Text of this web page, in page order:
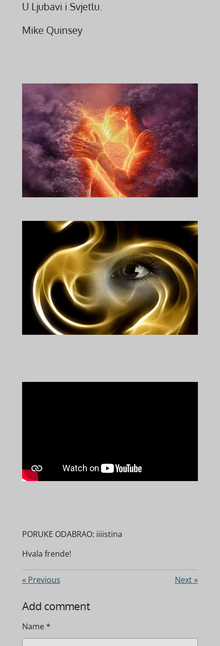
U Ljubavi i Svjetlu.
Mike Quinsey
PORUKE ODABRAO: iiiistina
Hvala frende!
« Previous Next»
Add comment
Name *